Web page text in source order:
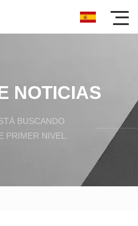
NOTICIAS
BUSCANDO
PRIMER NIVEL.